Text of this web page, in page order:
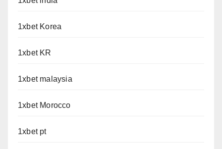
1xbet Korea
1xbet KR
1xbet malaysia
1xbet Morocco
1xbet pt